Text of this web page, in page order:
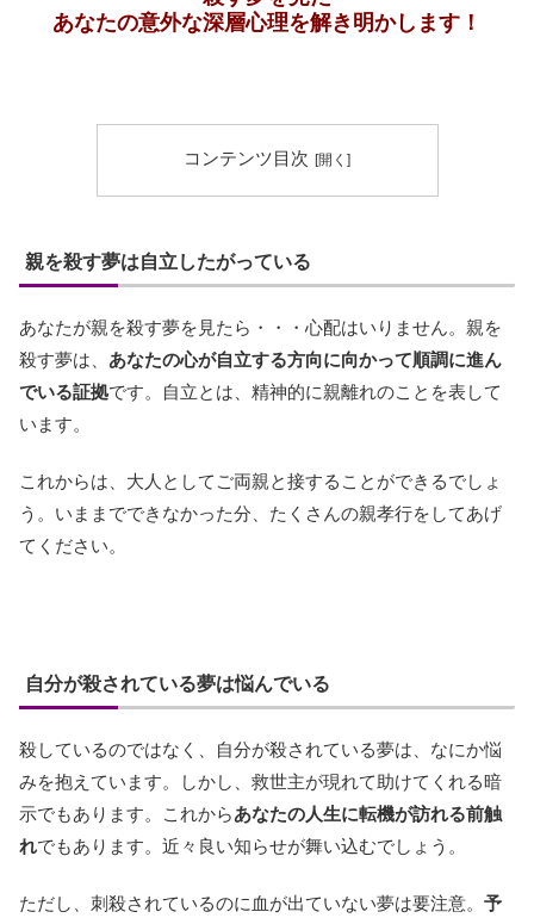
あなたの意外な深層心理を解き明かします！
コンテンツ目次
親を殺す夢は自立したがっている
あなたが親を殺す夢を見たら・・・心配はいりません。親を
殺す夢は、 あなたの心が自立する方向に向かって順調に進ん
でいる証拠です。自立とは、精神的に親離れのことを表して
います。
これからは、大人としてご両親と接することができるでしょ
う。いままでできなかった分、たくさんの親孝行をしてあげ
てください。
自分が殺されている夢は悩んでいる
殺しているのではなく、自分が殺されている夢は、なにか悩
みを抱えています。しかし、救世主が現れて助けてくれる暗
示でもあります。これからあなたの人生に転機が訪れる前触
れでもあります。近々良い知らせが舞い込むでしょう。
ただし、刺殺されているのに血が出ていない夢は要注意。 予